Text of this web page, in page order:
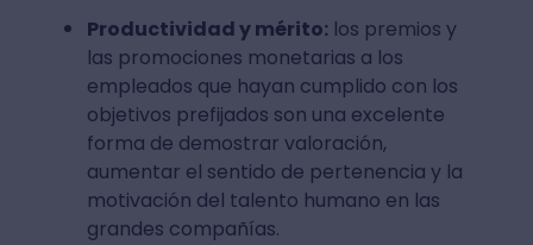
Productividad y mérito:los premios y
las promociones monetarias a los
empleados que hayan cumplido con los
objetivos prefijados son una excelente
forma de demostrar valoración,
aumentar el sentido de pertenencia y la
motivación del talento humano en las
grandes compañías.